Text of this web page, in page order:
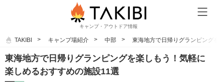
キャンプ・アウトドア情報
TAKIBI キャンプ場紹介 中部 東海地方で日帰りグランピング
東海地方で日帰りグランピングを楽しもう！気軽に
楽しめるおすすめの施設11選